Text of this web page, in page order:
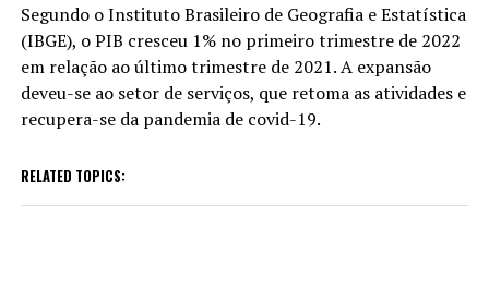
Segundo o Instituto Brasileiro de Geografia e Estatística
(IBGE), o PIB cresceu 1% no primeiro trimestre de 2022
em relação ao último trimestre de 2021. A expansão
deveu-se ao setor de serviços, que retoma as atividades e
recupera-se da pandemia de covid-19.
RELATED TOPICS: